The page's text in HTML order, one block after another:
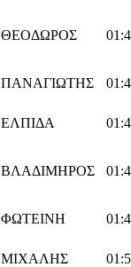
ΘΕΟΔΩΡΟΣ
ΠΑΝΑΓΙΩΤΗΣ
ΕΛΠΙΔΑ
ΒΛΑΔΙΜΗΡΟΣ
ΦΩΤΕΙΝΗ
ΜΙΧΑΛΗΣ